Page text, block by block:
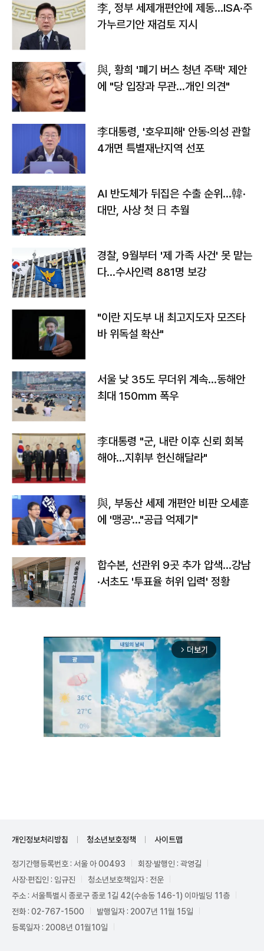
李, 정부 세제개편안에 제동…ISA·주
가누르기안 재검토 지시
與, 황희 '폐기 버스 청년 주택' 제안
에 "당 입장과 무관…개인 의견"
李대통령, '호우피해' 안동·의성 관할
4개면 특별재난지역 선포
AI 반도체가 뒤집은 수출 순위…韓·
대만, 사상 첫 日 추월
경찰, 9월부터 '제 가족 사건' 못 맡는
다…수사인력 881명 보강
"이란 지도부 내 최고지도자 모즈타
바 위독설 확산"
서울 낮 35도 무더위 계속…동해안
최대 150㎜ 폭우
李대통령 "군, 내란 이후 신뢰 회복
해야…지휘부 헌신해달라"
與, 부동산 세제 개편안 비판 오세훈
에 '맹공'…"공급 억제기"
합수본, 선관위 9곳 추가 압색…강남
·서초도 '투표율 허위 입력' 정황
arrow_forward_ios 더보기
개인정보처리방침 청소년보호정책 사이트맵
정기간행등록번호 : 서울 아 00493
회장·발행인 : 곽영길
사장·편집인 : 임규진
청소년보호책임자 : 전운
주소 : 서울특별시 종로구 종로 1길 42(수송동 146-1) 이마빌딩 11층
전화 : 02-767-1500
발행일자 : 2007년 11월 15일
등록일자 : 2008년 01월10일